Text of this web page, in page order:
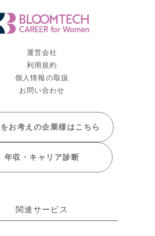
運営会社
利用規約
個人情報の取扱
お問い合わせ
お考えの企業様はこちら
年収・キャリア診断
関連サービス